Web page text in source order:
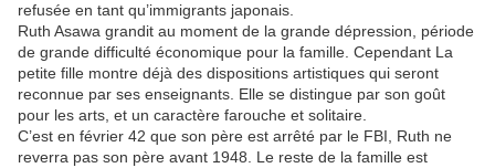
refusée en tant qu’immigrants japonais.
Ruth Asawa grandit au moment de la grande dépression, période
de grande difficulté économique pour la famille. Cependant La
petite fille montre déjà des dispositions artistiques qui seront
reconnue par ses enseignants. Elle se distingue par son goût
pour les arts, et un caractère farouche et solitaire.
C’est en février 42 que son père est arrêté par le FBI, Ruth ne
reverra pas son père avant 1948. Le reste de la famille est